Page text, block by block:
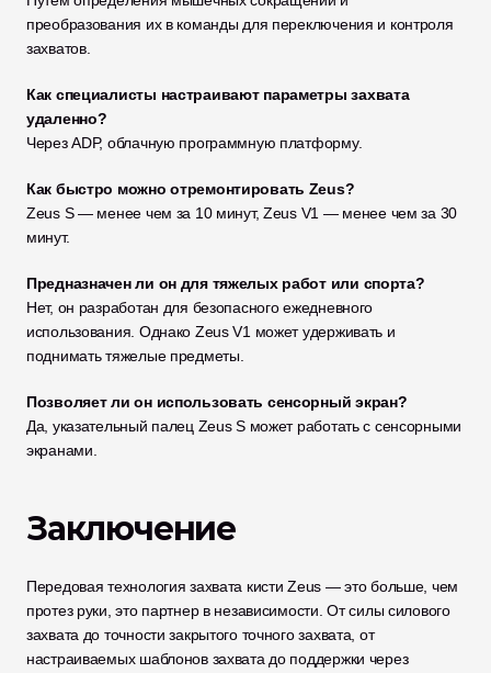
преобразования их в команды для переключения и контроля
захватов.
Как специалисты настраивают параметры захвата
удаленно?
Через ADP, облачную программную платформу.
Как быстро можно отремонтировать Zeus?
Zeus S — менее чем за 10 минут, Zeus V1 — менее чем за 30
минут.
Предназначен ли он для тяжелых работ или спорта?
Нет, он разработан для безопасного ежедневного
использования. Однако Zeus V1 может удерживать и
поднимать тяжелые предметы.
Позволяет ли он использовать сенсорный экран?
Да, указательный палец Zeus S может работать с сенсорными
экранами.
Заключение
Передовая технология захвата кисти Zeus — это больше, чем
протез руки, это партнер в независимости. От силы силового
захвата до точности закрытого точного захвата, от
настраиваемых шаблонов захвата до поддержки через